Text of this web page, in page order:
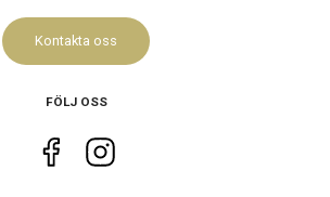
Kontakta oss
FÖLJ OSS